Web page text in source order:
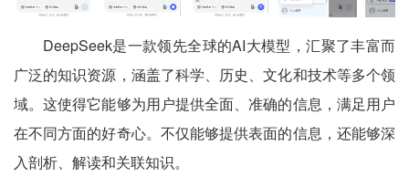
DeepSeek是一款领先全球的AI大模型，汇聚了丰富而
广泛的知识资源，涵盖了科学、历史、文化和技术等多个领
域。这使得它能够为用户提供全面、准确的信息，满足用户
在不同方面的好奇心。不仅能够提供表面的信息，还能够深
入剖析、解读和关联知识。